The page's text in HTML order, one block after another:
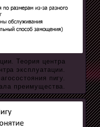
Теория центра
эксплуатации.
пигу.
преимущества.